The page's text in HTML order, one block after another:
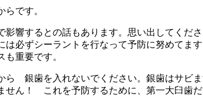
です。
影響するとの話もあります。思い出してく
必ずシーラントを行なって予防に努めてま
重要です。
銀歯を入れないでください。銀歯はサビ
ん！ これを予防するために、第一大臼歯